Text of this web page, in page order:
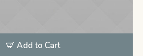
Add to Cart